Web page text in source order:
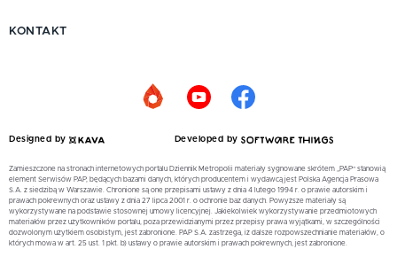
KONTAKT
Designed by Developed by
Zamieszczone na stronach internetowych portalu Dziennik Metropolii materiały sygnowane skrótem „PAP” stanowią
element Serwisów PAP, będących bazami danych, których producentem i wydawcą jest Polska Agencja Prasowa
S.A. z siedzibą w Warszawie. Chronione są one przepisami ustawy z dnia 4 lutego 1994 r. o prawie autorskim i
prawach pokrewnych oraz ustawy z dnia 27 lipca 2001 r. o ochronie baz danych. Powyższe materiały są
wykorzystywane na podstawie stosownej umowy licencyjnej. Jakiekolwiek wykorzystywanie przedmiotowych
materiałów przez użytkowników portalu, poza przewidzianymi przez przepisy prawa wyjątkami, w szczególności
dozwolonym użytkiem osobistym, jest zabronione. PAP S.A. zastrzega, iż dalsze rozpowszechnianie materiałów, o
których mowa w art. 25 ust. 1 pkt. b) ustawy o prawie autorskim i prawach pokrewnych, jest zabronione.